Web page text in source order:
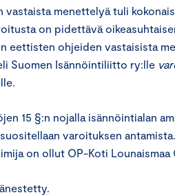
menettelyä tuli
on pidettävä
eettisten ohjeiden vastaisista
Suomen Isännöintiliitto ry:lle
15 §:n nojalla isännöintialan
varoituksen
on ollut OP-Koti Lounaismaa